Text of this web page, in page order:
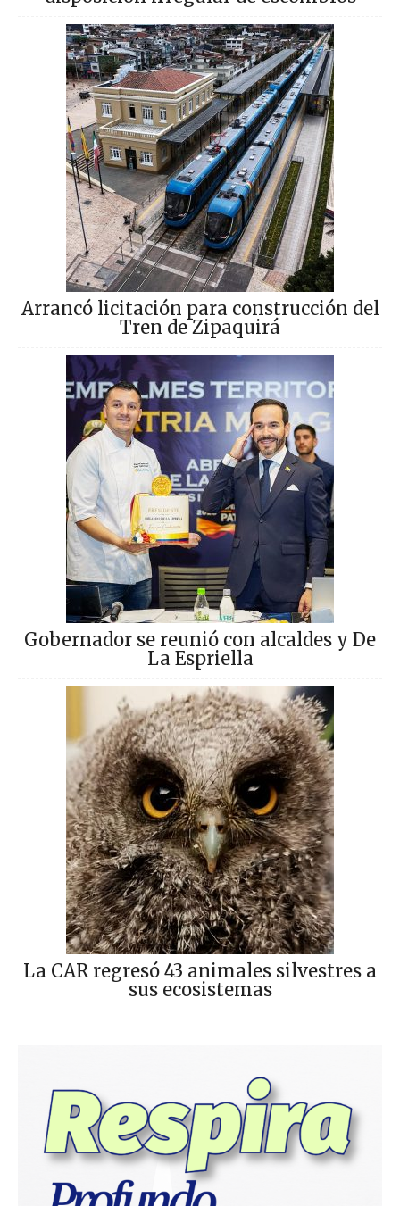
Arrancó licitación para construcción del
Tren de Zipaquirá
Gobernador se reunió con alcaldes y De
La Espriella
La CAR regresó 43 animales silvestres a
sus ecosistemas